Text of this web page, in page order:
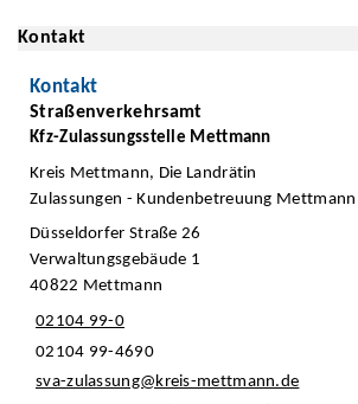
Kontakt
Kontakt
Straßenverkehrsamt
Kfz-Zulassungsstelle Mettmann
Kreis Mettmann, Die Landrätin
Zulassungen - Kundenbetreuung Mettmann
Düsseldorfer Straße 26
Verwaltungsgebäude 1
40822 Mettmann
02104 99-0
02104 99-4690
sva-zulassung@kreis-mettmann.de